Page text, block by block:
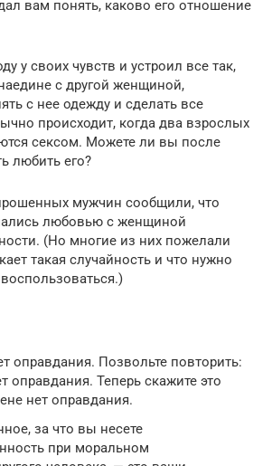
вам понять, каково его отношение
у своих чувств и устроил все так,
с другой женщиной,
с нее одежду и сделать все
происходит, когда два взрослых
сексом. Можете ли вы после
любить его?
мужчин сообщили, что
любовью с женщиной
(Но многие из них пожелали
такая случайность и что нужно
оправдания. Позвольте повторить:
оправдания. Теперь скажите это
нет оправдания.
за что вы несете
при моральном